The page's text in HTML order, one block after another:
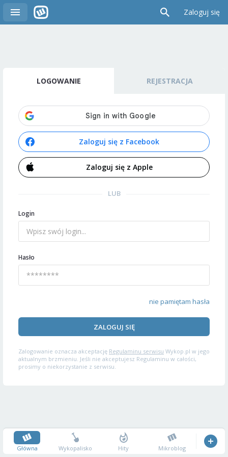
Zaloguj się
LOGOWANIE REJESTRACJA
Zaloguj się z Facebook
Zaloguj się z Apple
LUB
Login
Hasło
nie pamiętam hasła
ZALOGUJ SIĘ
Zalogowanie oznacza akceptację Regulaminu serwisu Wykop.pl w jego
aktualnym brzmieniu. Jeśli nie akceptujesz Regulaminu w całości,
prosimy o niekorzystanie z serwisu.
Główna Wykopalisko Hity Mikroblog